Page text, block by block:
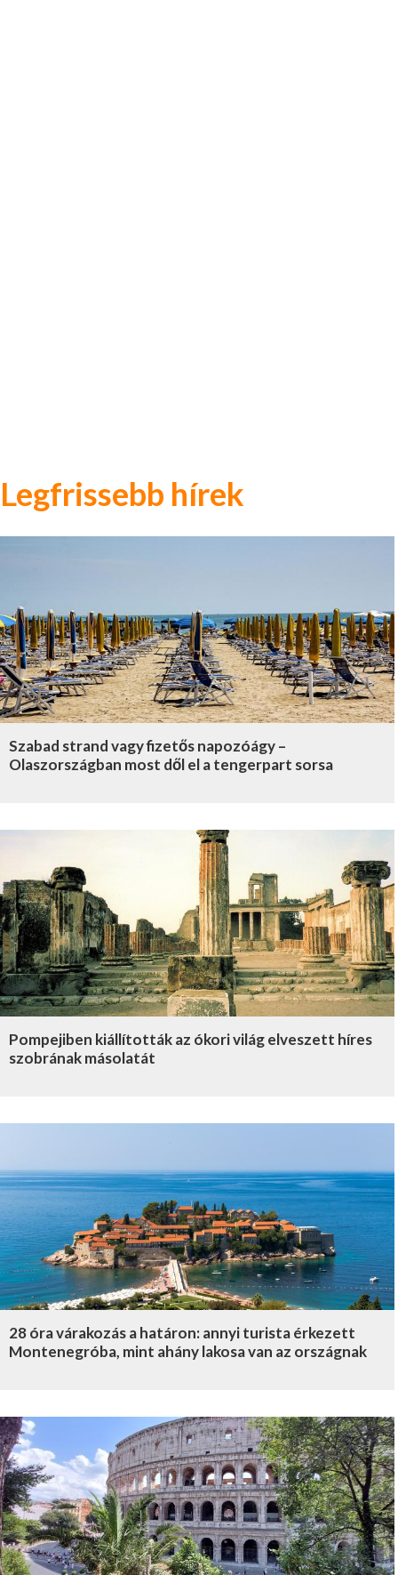
Legfrissebb hírek
Szabad strand vagy fizetős napozóágy –
Olaszországban most dől el a tengerpart sorsa
Pompejiben kiállították az ókori világ elveszett híres
szobrának másolatát
28 óra várakozás a határon: annyi turista érkezett
Montenegróba, mint ahány lakosa van az országnak